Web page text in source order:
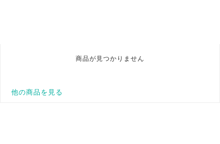
商品が見つかりません
他の商品を見る